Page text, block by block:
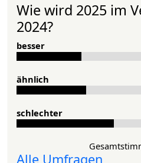
Wie wird 2025 im
2024?
besser
ähnlich
schlechter
Alle Umfragen